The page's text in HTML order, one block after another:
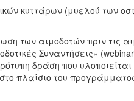
κυττάρων (μυελού των
των αιμοδοτών πριν τις
Συναντήσεις»
δράση που
πλαίσιο του